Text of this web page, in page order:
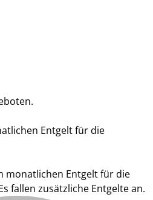
Entgelt für die
monatlichen Entgelt für die
fallen zusätzliche Entgelte an.